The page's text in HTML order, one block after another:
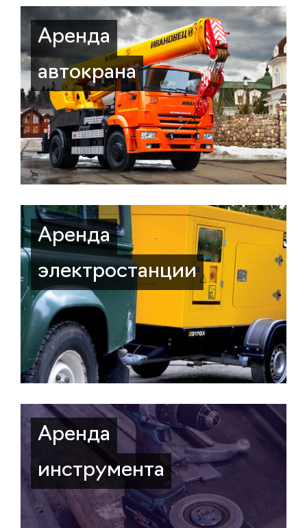
Аренда
автокрана
Аренда
электростанции
Аренда
инструмента